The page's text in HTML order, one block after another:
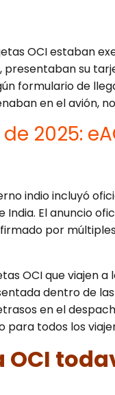
OCI estaban
presentaban su
formulario de
en el avión,
2025:
indio incluyó
El anuncio
por
OCI que viajen
dentro de
en el
todos los